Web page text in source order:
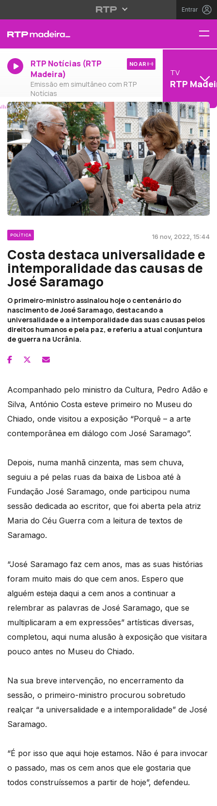
Entrar
RTP Notícias (RTP
Madeira)
Emissão em simultâneo com RTP
Notícias
NO AR
TV
RTP
POLÍTICA 16 nov, 2022, 15:44
Costa destaca universalidade e
intemporalidade das causas de
José Saramago
O primeiro-ministro assinalou hoje o centenário do
nascimento de José Saramago, destacando a
universalidade e a intemporalidade das suas causas pelos
direitos humanos e pela paz, e referiu a atual conjuntura
de guerra na Ucrânia.
Acompanhado pelo ministro da Cultura, Pedro Adão e
Silva, António Costa esteve primeiro no Museu do
Chiado, onde visitou a exposição “Porquê – a arte
contemporânea em diálogo com José Saramago”.
Depois, numa manhã cinzenta, mas sem chuva,
seguiu a pé pelas ruas da baixa de Lisboa até à
Fundação José Saramago, onde participou numa
sessão dedicada ao escritor, que foi aberta pela atriz
Maria do Céu Guerra com a leitura de textos de
Saramago.
“José Saramago faz cem anos, mas as suas histórias
foram muito mais do que cem anos. Espero que
alguém esteja daqui a cem anos a continuar a
relembrar as palavras de José Saramago, que se
multiplicaram a em expressões” artísticas diversas,
completou, aqui numa alusão à exposição que visitara
pouco antes no Museu do Chiado.
Na sua breve intervenção, no encerramento da
sessão, o primeiro-ministro procurou sobretudo
realçar “a universalidade e a intemporalidade” de José
Saramago.
“É por isso que aqui hoje estamos. Não é para invocar
o passado, mas os cem anos que ele gostaria que
todos construíssemos a partir de hoje”, defendeu.